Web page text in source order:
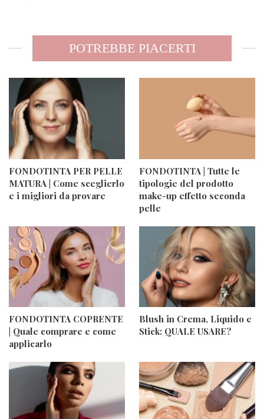
POTREBBE PIACERTI
FONDOTINTA PER PELLE
MATURA | Come sceglierlo
e i migliori da provare
FONDOTINTA | Tutte le
tipologie del prodotto
make-up effetto seconda
pelle
FONDOTINTA COPRENTE
| Quale comprare e come
applicarlo
Blush in Crema, Liquido e
Stick: QUALE USARE?